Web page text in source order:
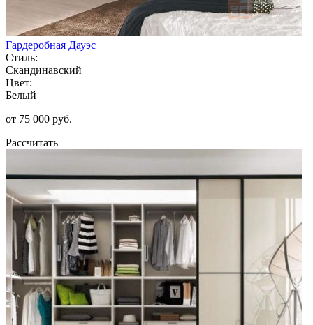
Гардеробная Дауэс
Стиль:
Скандинавский
Цвет:
Белый
от 75 000 руб.
Рассчитать